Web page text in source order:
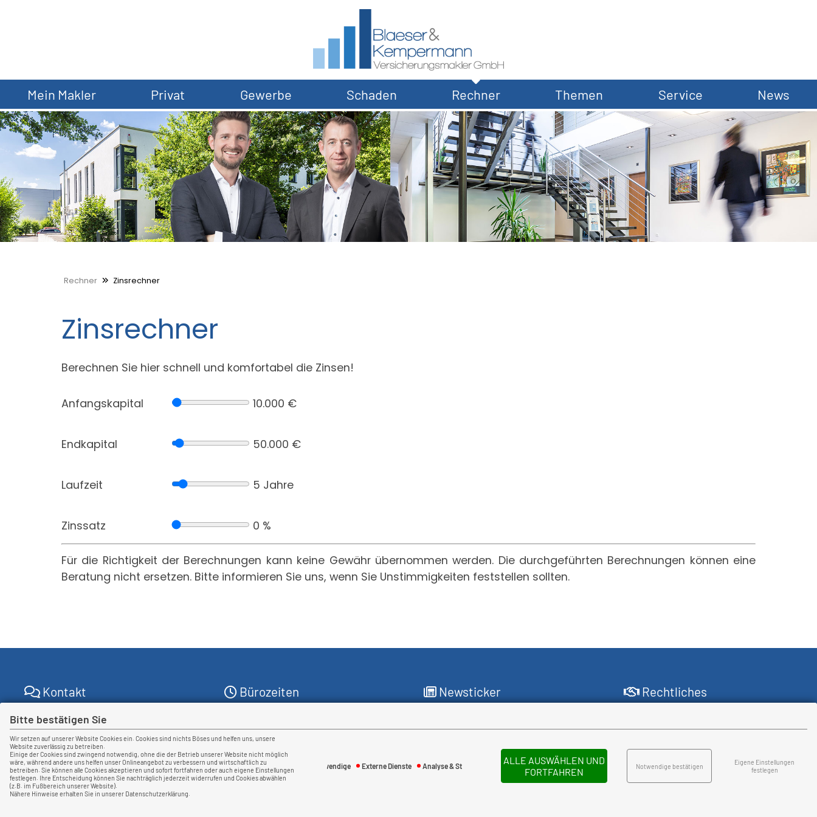
Bitte bestätigen Sie
Wir setzen auf unserer Website Cookies ein. Cookies sind nichts Böses und helfen uns, unsere
Website zuverlässig zu betreiben.
Einige der Cookies sind zwingend notwendig, ohne die der Betrieb unserer Website nicht möglich
wäre, während andere uns helfen unser Onlineangebot zu verbessern und wirtschaftlich zu
betreiben. Sie können alle Cookies akzeptieren und sofort fortfahren oder auch eigene Einstellungen
festlegen. Ihre Entscheidung können Sie nachträglich jederzeit widerrufen und Cookies abwählen
(z.B. im Fußbereich unserer Website).
Nähere Hinweise erhalten Sie in unserer Datenschutzerklärung.
Notwendige Externe Dienste Analyse & Statistik
ALLE AUSWÄHLEN UND
FORTFAHREN
Notwendige bestätigen
Eigene Einstellungen
festlegen
Mein Makler Privat Gewerbe Schaden Rechner Themen Service News
Rechner Zinsrechner
Zinsrechner
Berechnen Sie hier schnell und komfortabel die Zinsen!
Anfangskapital 10.000 €
Endkapital 50.000 €
Laufzeit 5 Jahre
Zinssatz 0 %
Für die Richtigkeit der Berechnungen kann keine Gewähr übernommen werden. Die durchgeführten Berechnungen können eine
Beratung nicht ersetzen. Bitte informieren Sie uns, wenn Sie Unstimmigkeiten feststellen sollten.
Kontakt
Versicherungsmakler GmbH
Brüsseler Allee 14
41812 Erkelenz
+49 2431 806095-1
info[at]bkvm.de
Bürozeiten
Wir sind für Sie da
Montag - Freitag
07:00 - 12:00 Uhr
13:00 - 16:30 Uhr
Newsticker Rechtliches
Erstinformation
Cookie-Einstellungen